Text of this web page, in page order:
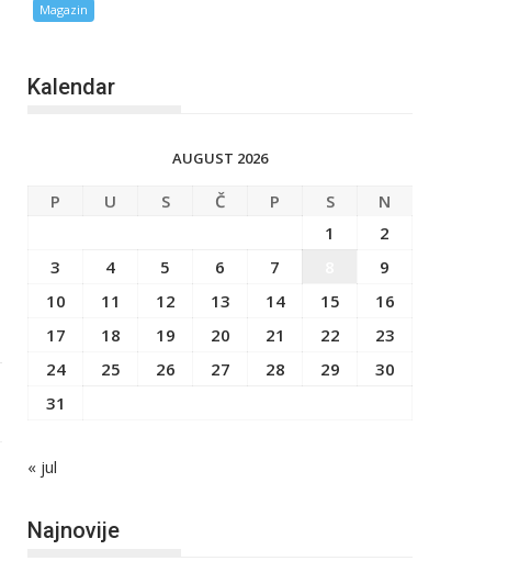
Magazin
Kalendar
AUGUST 2026
P U S Č P S
N
1
2
3
4 5 6 7
9
10
11 12 13 14 15
16
17
18 19 20 21 22
23
24
25 26 27 28 29
30
31
« jul
Najnovije